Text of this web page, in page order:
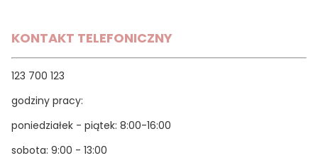
KONTAKT TELEFONICZNY
123 700 123
godziny pracy:
poniedziałek - piątek: 8:00-16:00
sobota: 9:00 - 13:00